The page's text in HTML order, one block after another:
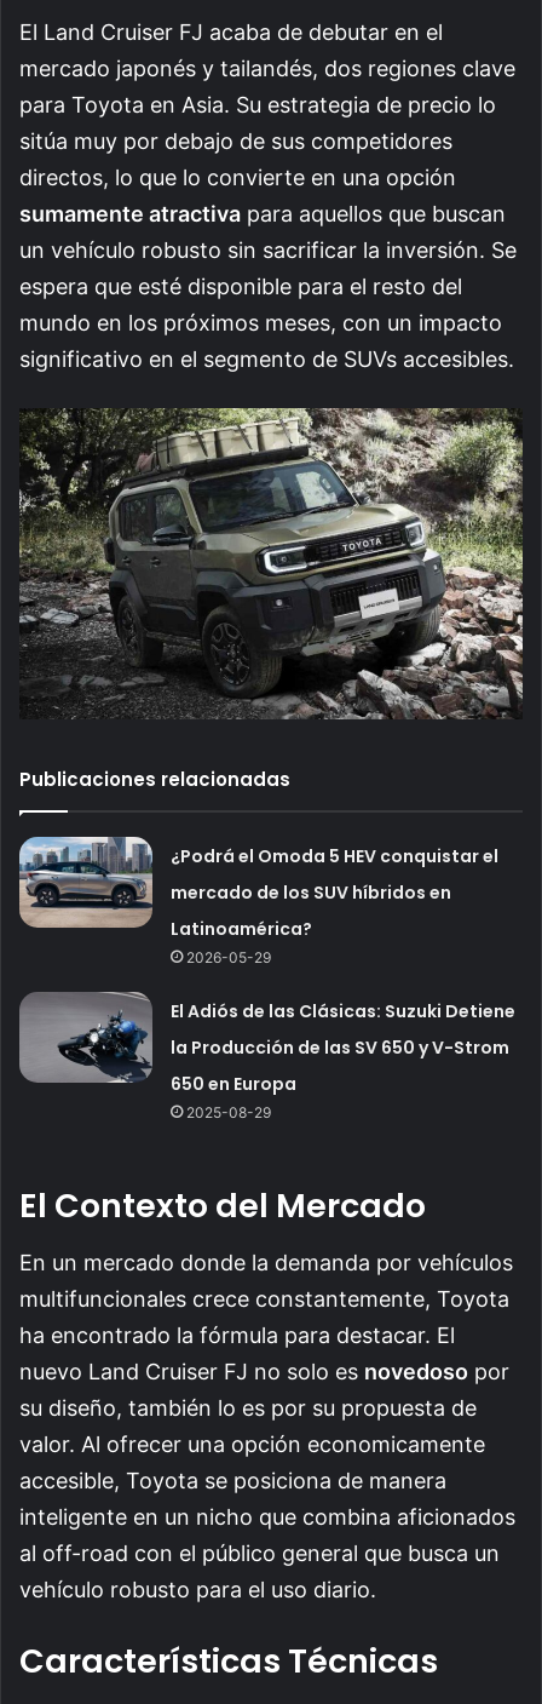
El Land Cruiser FJ acaba de debutar en el
mercado japonés y tailandés, dos regiones clave
para Toyota en Asia. Su estrategia de precio lo
sitúa muy por debajo de sus competidores
directos, lo que lo convierte en una opción
sumamente atractiva para aquellos que buscan
un vehículo robusto sin sacrificar la inversión. Se
espera que esté disponible para el resto del
mundo en los próximos meses, con un impacto
significativo en el segmento de SUVs accesibles.
Publicaciones relacionadas
¿Podrá el Omoda 5 HEV conquistar el
mercado de los SUV híbridos en
Latinoamérica?
2026-05-29
El Adiós de las Clásicas: Suzuki Detiene
la Producción de las SV 650 y V-Strom
650 en Europa
2025-08-29
El Contexto del Mercado
En un mercado donde la demanda por vehículos
multifuncionales crece constantemente, Toyota
ha encontrado la fórmula para destacar. El
nuevo Land Cruiser FJ no solo es novedoso por
su diseño, también lo es por su propuesta de
valor. Al ofrecer una opción economicamente
accesible, Toyota se posiciona de manera
inteligente en un nicho que combina aficionados
al off-road con el público general que busca un
vehículo robusto para el uso diario.
Características Técnicas